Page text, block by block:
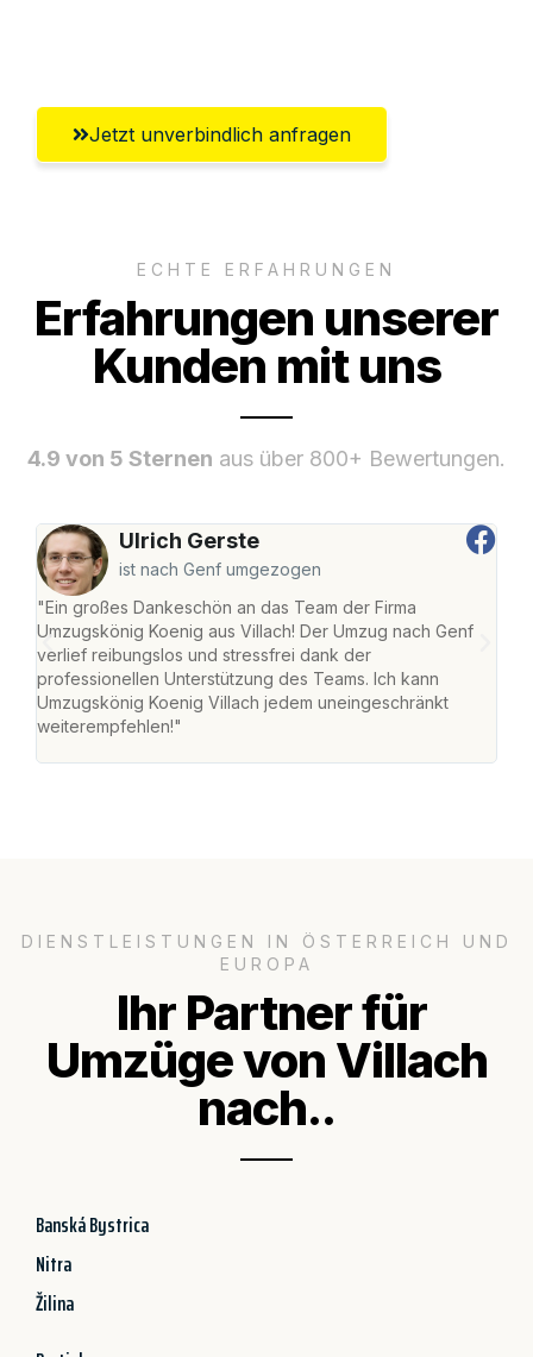
Jetzt unverbindlich anfragen
ECHTE ERFAHRUNGEN
Erfahrungen unserer
Kunden mit uns
4.9 von 5 Sternen aus über 800+ Bewertungen.
Ulrich Gerste
ist nach Genf umgezogen
"Ein großes Dankeschön an das Team der Firma
Umzugskönig Koenig aus Villach! Der Umzug nach Genf
verlief reibungslos und stressfrei dank der
professionellen Unterstützung des Teams. Ich kann
Umzugskönig Koenig Villach jedem uneingeschränkt
weiterempfehlen!"
DIENSTLEISTUNGEN IN ÖSTERREICH UND
EUROPA
Ihr Partner für
Umzüge von Villach
nach..
Banská Bystrica
Nitra
Žilina